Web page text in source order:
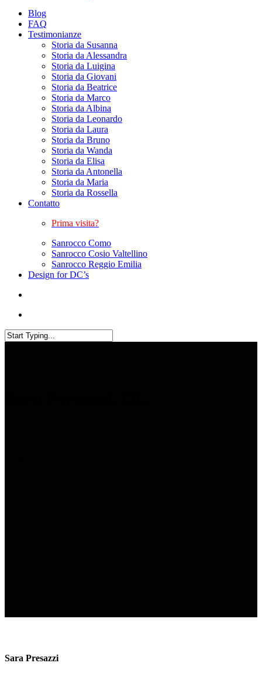
Blog
FAQ
Testimonianze
Storia da Susanna
Storia da Alessandra
Storia da Luigina
Storia da Giovani
Storia da Beatrice
Storia da Marco
Storia da Albina
Storia da Leonardo
Storia da Laura
Storia da Bruno
Storia da Wanda
Storia da Elisa
Storia da Antonella
Storia da Maria
Storia da Rossella
Contatto
Prima visita?
Sanrocco Como
Sanrocco Cosio Valtellino
Sanrocco Reggio Emilia
Design for DC’s
Sara Presazzi